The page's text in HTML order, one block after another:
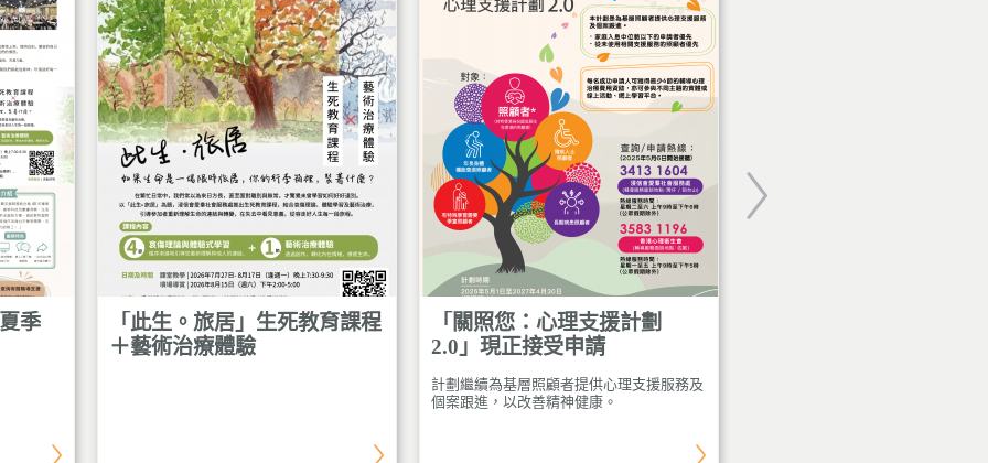
季
「此生。旅居」生死教育課程
＋藝術治療體驗
「關照您：心理支援計劃
2.0」現正接受申請
計劃繼續為基層照顧者提供心理支援服務及
個案跟進，以改善精神健康。